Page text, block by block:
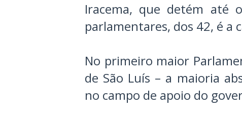
Iracema, que detém até
parlamentares, dos 42, é a
No primeiro maior
de São Luís – a maioria
no campo de apoio do